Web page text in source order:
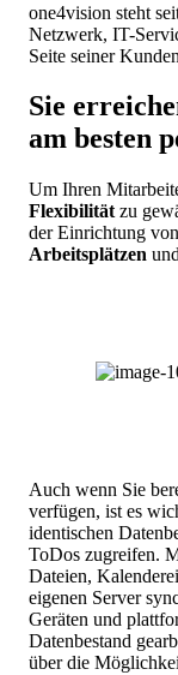
one4vision steht
Netzwerk, IT-
Seite seiner
Sie
am besten
Um Ihren
Flexibilität zu
der Einrichtung von
Arbeitsplätzen und
Auch wenn Sie
verfügen, ist es
identischen
ToDos zugreifen.
Dateien,
eigenen Server
Geräten und
Datenbestand
über die